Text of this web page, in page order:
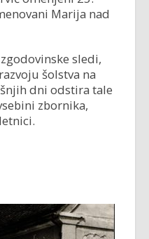
Marija nad
sledi,
šolstva na
dni odstira tale
zbornika,